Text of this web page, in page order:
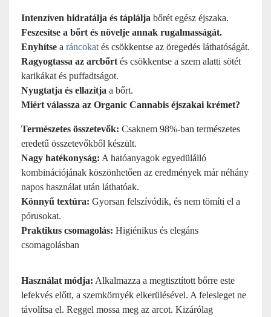
Intenzíven hidratálja és táplálja bőrét egész éjszaka.
Feszesítse a bőrt és növelje annak rugalmasságát.
Enyhítse a ráncokat és csökkentse az öregedés láthatóságát.
Ragyogtassa az arcbőrt és csökkentse a szem alatti sötét
karikákat és puffadtságot.
Nyugtatja és ellazítja a bőrt.
Miért válassza az Organic Cannabis éjszakai krémet?
Természetes összetevők: Csaknem 98%-ban természetes
eredetű összetevőkből készült.
Nagy hatékonyság: A hatóanyagok egyedülálló
kombinációjának köszönhetően az eredmények már néhány
napos használat után láthatóak.
Könnyű textúra: Gyorsan felszívódik, és nem tömíti el a
pórusokat.
Praktikus csomagolás: Higiénikus és elegáns
csomagolásban
Használat módja: Alkalmazza a megtisztított bőrre este
lefekvés előtt, a szemkörnyék elkerülésével. A felesleget ne
távolítsa el. Reggel mossa meg az arcot. Kizárólag